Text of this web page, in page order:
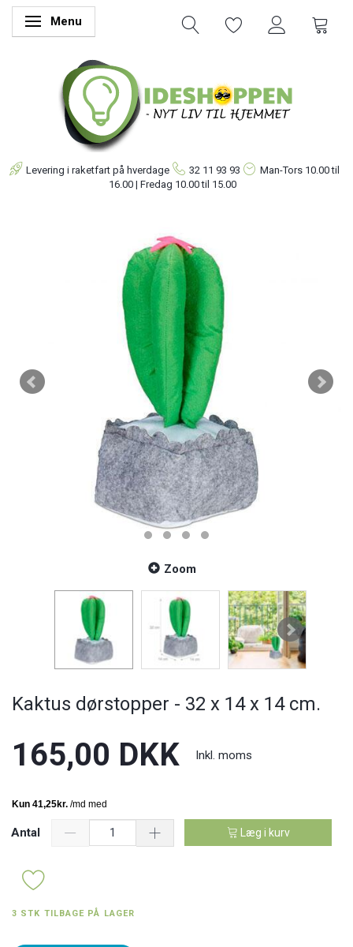
Skifte navigation
Menu
Levering i raketfart på hverdage 32 11 93 93 Man-Tors 10.00 til
16.00 | Fredag 10.00 til 15.00
Zoom
Kaktus dørstopper - 32 x 14 x 14 cm.
165,00 DKK Inkl. moms
Antal Læg i kurv
3 STK TILBAGE PÅ LAGER